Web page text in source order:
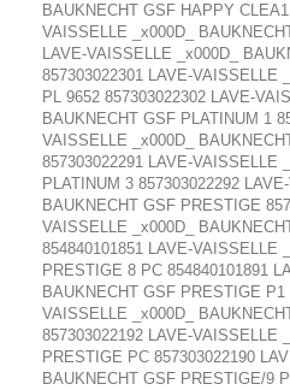
BAUKNECHT GSF HAPPY
VAISSELLE _x000D_
LAVE-VAISSELLE _x000D_
857303022301 LAVE-VAISSELLE
PL 9652 857303022302 LAVE-
BAUKNECHT GSF PLATINUM 1
VAISSELLE _x000D_
857303022291 LAVE-VAISSELLE
PLATINUM 3 857303022292
BAUKNECHT GSF PRESTIGE
VAISSELLE _x000D_
854840101851 LAVE-VAISSELLE
PRESTIGE 8 PC 854840101891
BAUKNECHT GSF PRESTIGE P1
VAISSELLE _x000D_
857303022192 LAVE-VAISSELLE
PRESTIGE PC 857303022190
BAUKNECHT GSF PRESTIGE/9